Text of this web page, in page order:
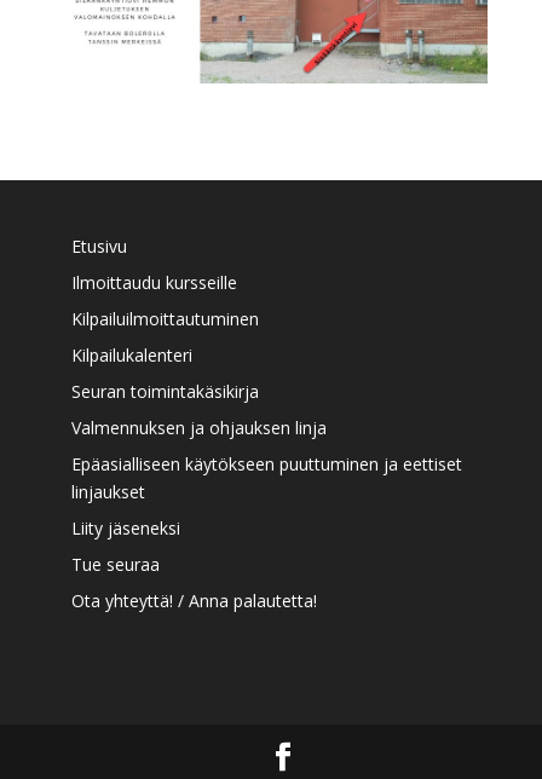
Etusivu
Ilmoittaudu kursseille
Kilpailuilmoittautuminen
Kilpailukalenteri
Seuran toimintakäsikirja
Valmennuksen ja ohjauksen linja
Epäasialliseen käytökseen puuttuminen ja eettiset
linjaukset
Liity jäseneksi
Tue seuraa
Ota yhteyttä! / Anna palautetta!